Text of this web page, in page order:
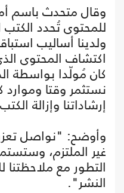
وقال متحدث باسم
للمحتوى تُحدد
ولدينا أساليب
اكتشاف المحتوى
كان مُولّدا بواسطة
نستثمر وقتا وموارد
إرشاداتنا وإزالة
وأوضح: "نواصل
غير الملتزم،
التطور مع
النشر".